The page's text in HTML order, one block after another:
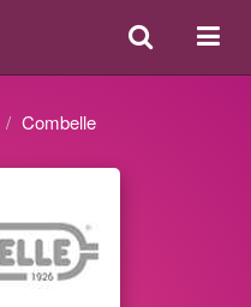
ou
Search
Combelle